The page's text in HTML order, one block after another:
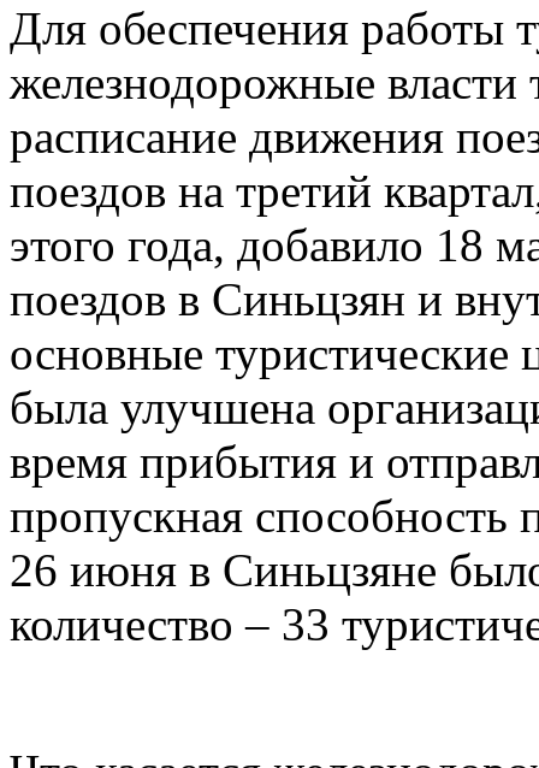
Для обеспечения работы
железнодорожные власти
расписание движения
поездов на третий
этого года, добавило 18
поездов в Синьцзян и
основные
была улучшена
время прибытия и
пропускная способность
26 июня в Синьцзяне
количество – 33